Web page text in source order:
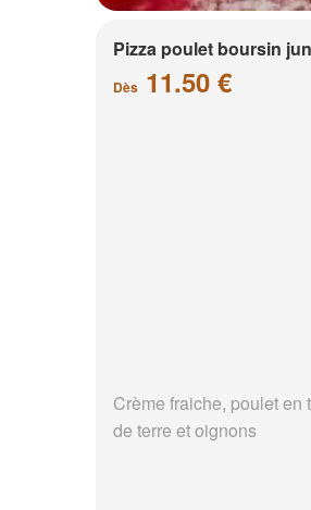
Pizza poulet boursin
Dès 11.50 €
Crème fraiche, poulet en
de terre et oignons